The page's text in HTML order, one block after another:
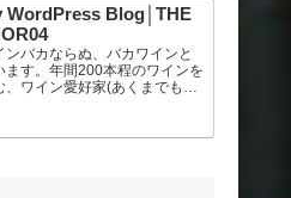
WordPress Blog│THE
ンバカならぬ、バカワインと
ます。年間200本程のワインを
、ワイン愛好家(あくまでも素
いと願う、サラリーマン。